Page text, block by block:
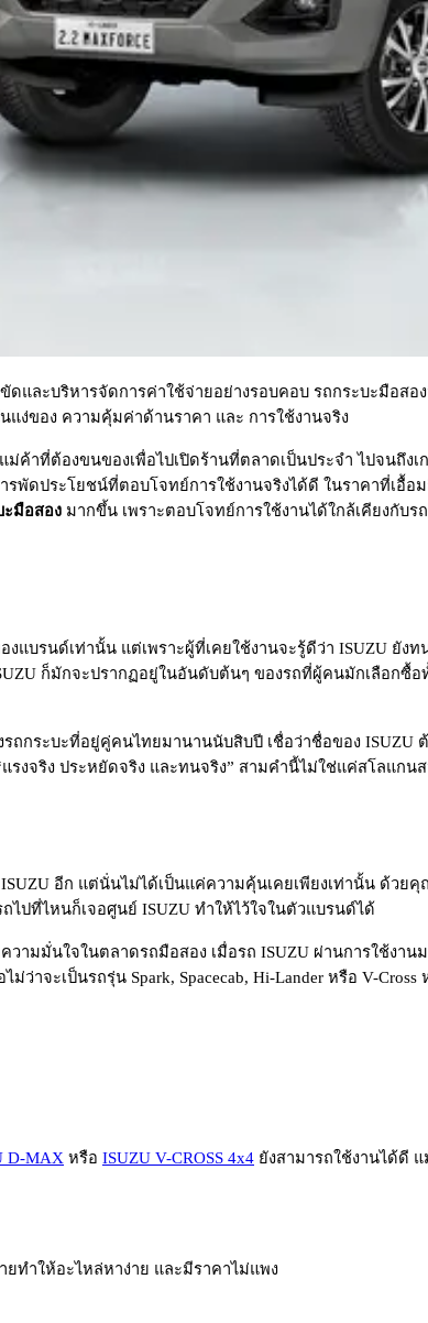
ละบริหารจัดการค่าใช้จ่ายอย่างรอบคอบ รถกระบะมือสอ
ง่ของ ความคุ้มค่าด้านราคา และ การใช้งานจริง
าที่ต้องขนของเพื่อไปเปิดร้านที่ตลาดเป็นประจำ ไปจนถึงเ
ดประโยชน์ที่ตอบโจทย์การใช้งานจริงได้ดี ในราคาที่เอื้อ
ะมือสอง มากขึ้น เพราะตอบโจทย์การใช้งานได้ใกล้เคียงกับ
บรนด์เท่านั้น แต่เพราะผู้ที่เคยใช้งานจะรู้ดีว่า ISUZU ยัง
ก็มักจะปรากฏอยู่ในอันดับต้นๆ ของรถที่ผู้คนมักเลือกซื้อ
กระบะที่อยู่คู่คนไทยมานานนับสิบปี เชื่อว่าชื่อของ ISUZU
จริง ประหยัดจริง และทนจริง” สามคำนี้ไม่ใช่แค่สโลแกน
อีก แต่นั่นไม่ได้เป็นแค่ความคุ้นเคยเพียงเท่านั้น ด้ว
ปที่ไหนก็เจอศูนย์ ISUZU ทำให้ไว้ใจในตัวแบรนด์ได้
มั่นใจในตลาดรถมือสอง เมื่อรถ ISUZU ผ่านการใช้งาน
าจะเป็นรถรุ่น Spark, Spacecab, Hi-Lander หรือ V-
D-MAX หรือ ISUZU V-CROSS 4x4 ยังสามารถใช้งานได้ดี
ยทำให้อะไหล่หาง่าย และมีราคาไม่แพง